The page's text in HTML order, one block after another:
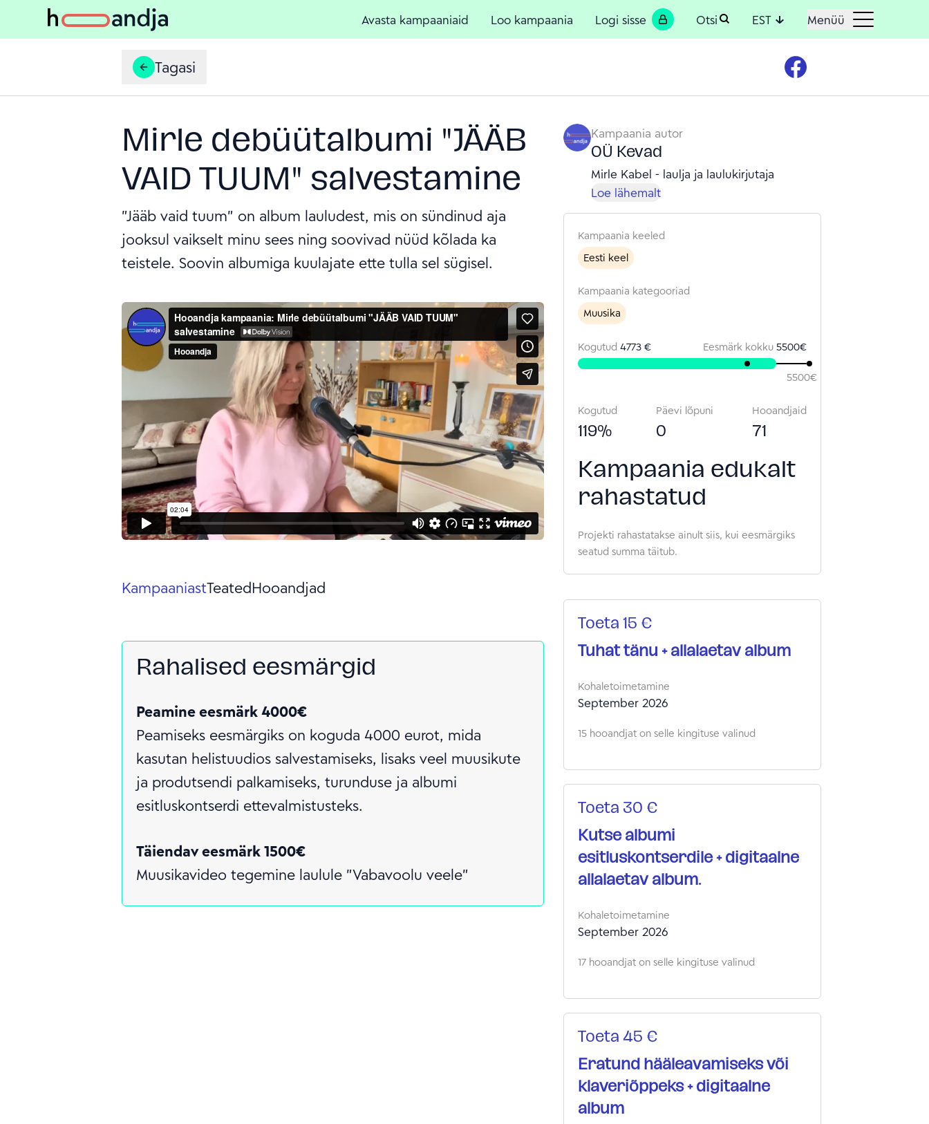
Avasta kampaaniaid Loo kampaania Logi sisse Otsi EST Menüü
Tagasi
Mirle debüütalbumi "JÄÄB
VAID TUUM" salvestamine
"Jääb vaid tuum" on album lauludest, mis on sündinud aja
jooksul vaikselt minu sees ning soovivad nüüd kõlada ka
teistele. Soovin albumiga kuulajate ette tulla sel sügisel.
KampaaniastTeatedHooandjad
Rahalised eesmärgid
Peamine eesmärk 4000€
Peamiseks eesmärgiks on koguda 4000 eurot, mida
kasutan helistuudios salvestamiseks, lisaks veel muusikute
ja produtsendi palkamiseks, turunduse ja albumi
esitluskontserdi ettevalmistusteks.
Täiendav eesmärk 1500€
Muusikavideo tegemine laulule "Vabavoolu veele"
Kampaania autor
OÜ Kevad
Mirle Kabel - laulja ja laulukirjutaja
Loe lähemalt
Kampaania keeled
Eesti keel
Kampaania kategooriad
Muusika
Kogutud4773 € Eesmärk kokku 5500€
5500€
Kogutud
119%
Päevi lõpuni
0
Hooandjaid
71
Kampaania edukalt
rahastatud
Projekti rahastatakse ainult siis, kui eesmärgiks
seatud summa täitub.
Toeta 15 €
Tuhat tänu + allalaetav album
Kohaletoimetamine
September 2026
15 hooandjat on selle kingituse valinud
Toeta 30 €
Kutse albumi
esitluskontserdile + digitaalne
allalaetav album.
Kohaletoimetamine
September 2026
17 hooandjat on selle kingituse valinud
Toeta 45 €
Eratund hääleavamiseks või
klaveriõppeks + digitaalne
album